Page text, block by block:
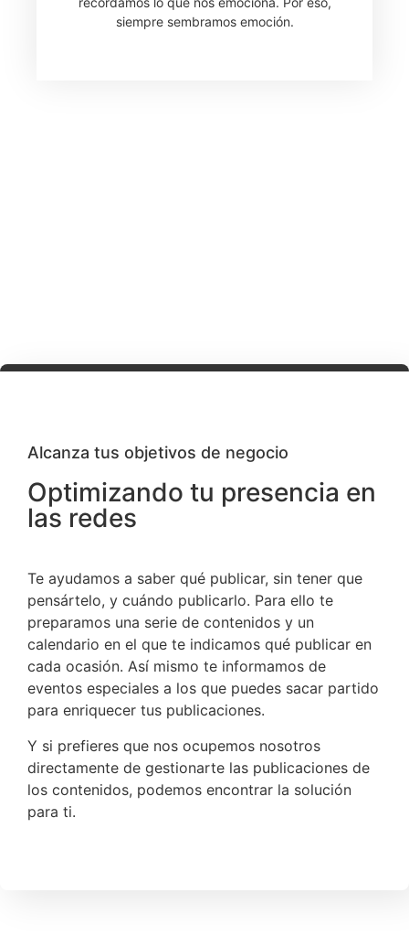
siempre sembramos emoción.
Alcanza tus objetivos de negocio
Optimizando tu presencia en
las redes
Te ayudamos a saber qué publicar, sin tener que
pensártelo, y cuándo publicarlo. Para ello te
preparamos una serie de contenidos y un
calendario en el que te indicamos qué publicar en
cada ocasión. Así mismo te informamos de
eventos especiales a los que puedes sacar partido
para enriquecer tus publicaciones.
Y si prefieres que nos ocupemos nosotros
directamente de gestionarte las publicaciones de
los contenidos, podemos encontrar la solución
para ti.